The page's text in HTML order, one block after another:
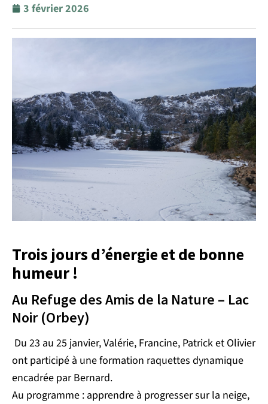
3 février 2026
Trois jours d’énergie et de bonne
humeur !
Au Refuge des Amis de la Nature – Lac
Noir (Orbey)
Du 23 au 25 janvier, Valérie, Francine, Patrick et Olivier
ont participé à une formation raquettes dynamique
encadrée par Bernard.
Au programme : apprendre à progresser sur la neige,